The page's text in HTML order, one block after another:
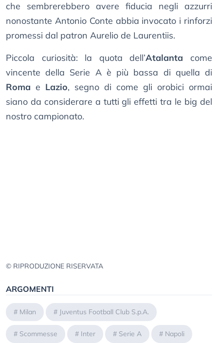
che sembrerebbero avere fiducia negli azzurri
nonostante Antonio Conte abbia invocato i rinforzi
promessi dal patron Aurelio de Laurentiis.
Piccola curiosità: la quota dell’Atalanta come
vincente della Serie A è più bassa di quella di
Roma e Lazio, segno di come gli orobici ormai
siano da considerare a tutti gli effetti tra le big del
nostro campionato.
© RIPRODUZIONE RISERVATA
ARGOMENTI
# Milan # Juventus Football Club S.p.A.
# Scommesse # Inter # Serie A # Napoli